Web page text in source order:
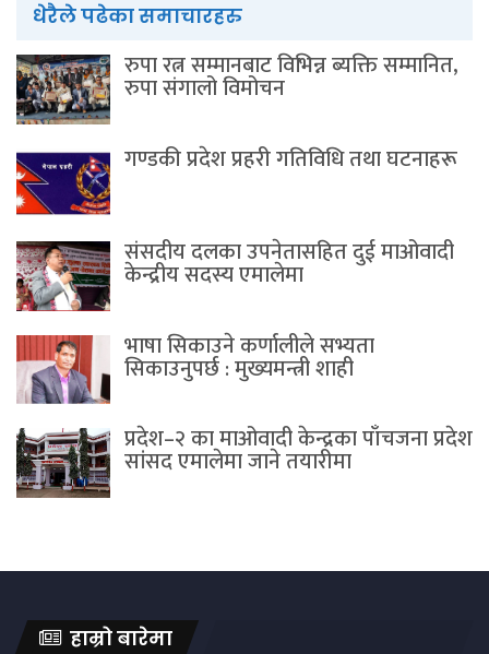
धेरैले पढेका समाचारहरु
रुपा रत्न सम्मानबाट विभिन्न ब्यक्ति सम्मानित,
रुपा संगालो विमोचन
गण्डकी प्रदेश प्रहरी गतिविधि तथा घटनाहरू
संसदीय दलका उपनेतासहित दुई माओवादी
केन्द्रीय सदस्य एमालेमा
भाषा सिकाउने कर्णालीले सभ्यता
सिकाउनुपर्छ : मुख्यमन्त्री शाही
प्रदेश–२ का माओवादी केन्द्रका पाँचजना प्रदेश
सांसद एमालेमा जाने तयारीमा
हाम्रो बारेमा